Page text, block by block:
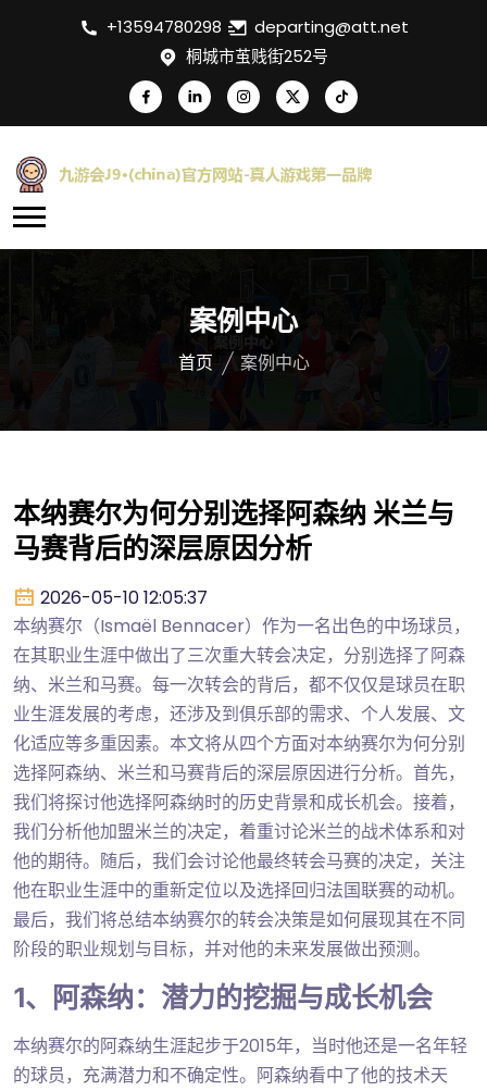
+13594780298
departing@att.net
桐城市茧贱街252号
案例中心
首页 案例中心
本纳赛尔为何分别选择阿森纳 米兰与
马赛背后的深层原因分析
2026-05-10 12:05:37
本纳赛尔（Ismaël Bennacer）作为一名出色的中场球员，
在其职业生涯中做出了三次重大转会决定，分别选择了阿森
纳、米兰和马赛。每一次转会的背后，都不仅仅是球员在职
业生涯发展的考虑，还涉及到俱乐部的需求、个人发展、文
化适应等多重因素。本文将从四个方面对本纳赛尔为何分别
选择阿森纳、米兰和马赛背后的深层原因进行分析。首先，
我们将探讨他选择阿森纳时的历史背景和成长机会。接着，
我们分析他加盟米兰的决定，着重讨论米兰的战术体系和对
他的期待。随后，我们会讨论他最终转会马赛的决定，关注
他在职业生涯中的重新定位以及选择回归法国联赛的动机。
最后，我们将总结本纳赛尔的转会决策是如何展现其在不同
阶段的职业规划与目标，并对他的未来发展做出预测。
1、阿森纳：潜力的挖掘与成长机会
本纳赛尔的阿森纳生涯起步于2015年，当时他还是一名年轻
的球员，充满潜力和不确定性。阿森纳看中了他的技术天